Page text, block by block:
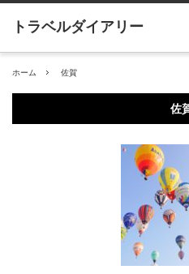
ホーム 佐賀
佐